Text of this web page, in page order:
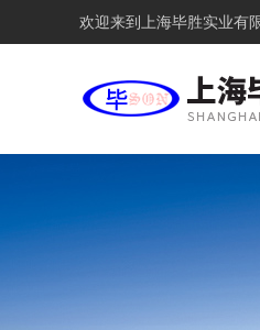
欢迎来到 上海毕胜实业有